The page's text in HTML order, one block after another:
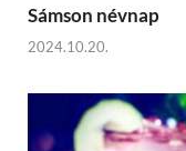
Sámson névnap
2024.10.20.